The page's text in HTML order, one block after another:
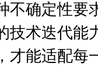
不确定性要
技术迭代能
才能适配每